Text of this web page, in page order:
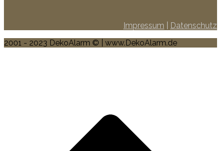
Impressum
Datenschutz
2001 - 2023 DekoAlarm © | www.DekoAlarm.de